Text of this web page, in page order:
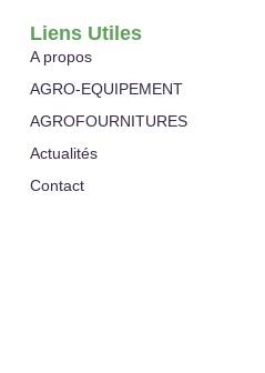
Liens Utiles
A propos
AGRO-EQUIPEMENT
AGROFOURNITURES
Actualités
Contact